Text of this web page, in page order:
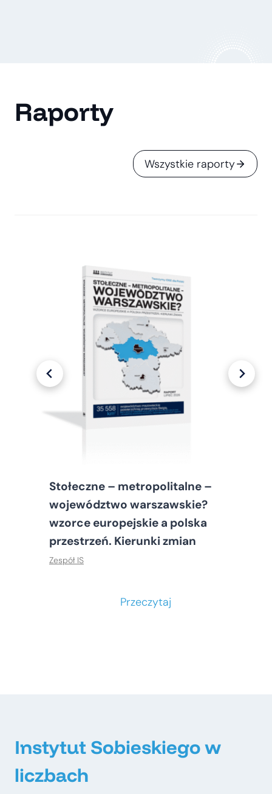
Raporty
Wszystkie raporty
Stołeczne – metropolitalne –
województwo warszawskie?
wzorce europejskie a polska
przestrzeń. Kierunki zmian
Zespół IS
Przeczytaj
–
Instytut Sobieskiego w
liczbach